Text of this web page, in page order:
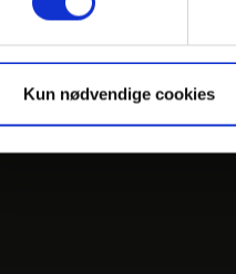
Kun nødvendige cookies